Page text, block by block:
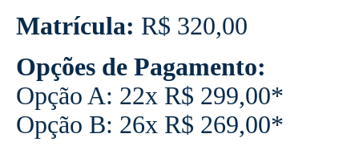
Matrícula: R$ 320,00
Opções de Pagamento:
Opção A: 22x R$ 299,00*
Opção B: 26x R$ 269,00*